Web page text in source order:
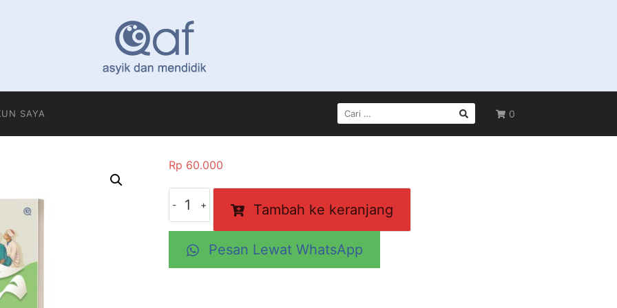
0
SAYA
CARI
UNTUK:
Rp 60.000
Ketika
Rasul
Mendidik
Tambah ke keranjang
Pesan Lewat WhatsApp